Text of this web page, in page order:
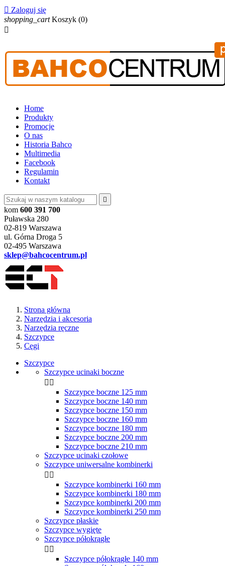
 Zaloguj się
shopping_cart Koszyk (0)

Home
Produkty
Promocje
O nas
Historia Bahco
Multimedia
Facebook
Regulamin
Kontakt

kom 600 391 700
Puławska 280
02-819 Warszawa
ul. Górna Droga 5
02-495 Warszawa
sklep@bahcocentrum.pl
Strona główna
Narzędzia i akcesoria
Narzędzia ręczne
Szczypce
Cęgi
Szczypce
Szczypce ucinaki boczne
 
Szczypce boczne 125 mm
Szczypce boczne 140 mm
Szczypce boczne 150 mm
Szczypce boczne 160 mm
Szczypce boczne 180 mm
Szczypce boczne 200 mm
Szczypce boczne 210 mm
Szczypce ucinaki czołowe
Szczypce uniwersalne kombinerki
 
Szczypce kombinerki 160 mm
Szczypce kombinerki 180 mm
Szczypce kombinerki 200 mm
Szczypce kombinerki 250 mm
Szczypce płaskie
Szczypce wygięte
Szczypce półokrągłe
 
Szczypce półokrągłe 140 mm